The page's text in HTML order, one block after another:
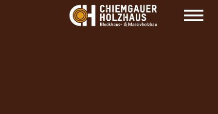
HOLZHAUS HERSTELLER CHIEMGAUER
HOLZHAUS